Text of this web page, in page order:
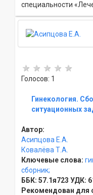
специальности
Голосов: 1
Гинекология.
ситуационных
Автор:
Асипцова Е.А.
Ковалёва Т.А.
Ключевые слова:
сборник;
ББК: 57.1я723 УДК:
Рекомендован для